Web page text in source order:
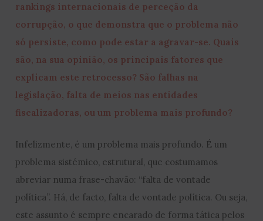
rankings internacionais de perceção da
corrupção, o que demonstra que o problema não
só persiste, como pode estar a agravar-se. Quais
são, na sua opinião, os principais fatores que
explicam este retrocesso? São falhas na
legislação, falta de meios nas entidades
fiscalizadoras, ou um problema mais profundo?
Infelizmente, é um problema mais profundo. É um
problema sistémico, estrutural, que costumamos
abreviar numa frase-chavão: “falta de vontade
política”. Há, de facto, falta de vontade política. Ou seja,
este assunto é sempre encarado de forma tática pelos